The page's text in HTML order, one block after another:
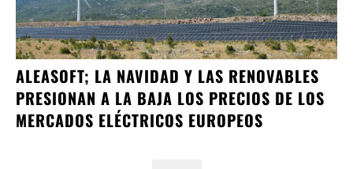
ALEASOFT; LA NAVIDAD Y LAS RENOVABLES
PRESIONAN A LA BAJA LOS PRECIOS DE LOS
MERCADOS ELÉCTRICOS EUROPEOS